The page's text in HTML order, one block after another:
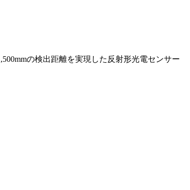
の検出距離を実現した反射形光電センサー